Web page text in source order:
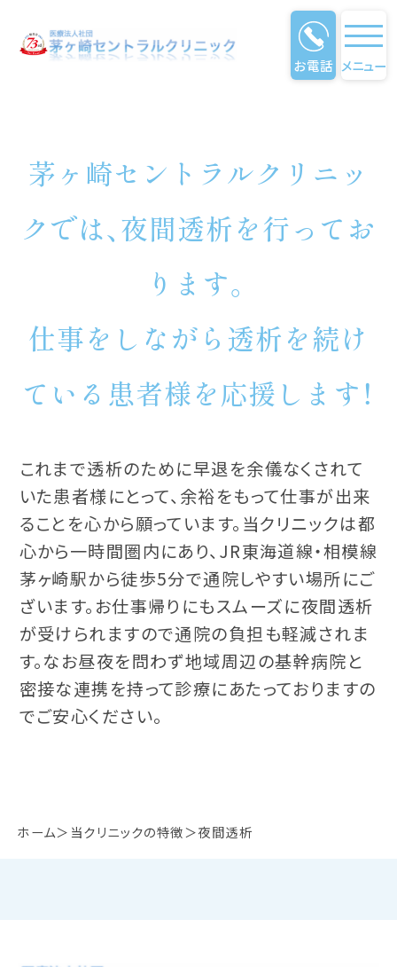
お電話 メニュー
ホーム 当クリニックの特徴 夜間透析
茅ヶ崎セントラルクリニッ
クでは、夜間透析を行ってお
ります。
仕事をしながら透析を続け
ている患者様を応援します！
これまで透析のために早退を余儀なくされて
いた患者様にとって、余裕をもって仕事が出来
ることを心から願っています。当クリニックは都
心から一時間圏内にあり、JR東海道線・相模線
茅ヶ崎駅から徒歩5分で通院しやすい場所にご
ざいます。お仕事帰りにもスムーズに夜間透析
が受けられますので通院の負担も軽減されま
す。なお昼夜を問わず地域周辺の基幹病院と
密接な連携を持って診療にあたっておりますの
でご安心ください。